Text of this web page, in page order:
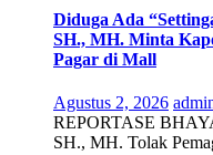
Diduga Ada
SH., MH. Minta
Pagar di Mall
Agustus 2, 2026
REPORTASE
SH., MH. Tolak